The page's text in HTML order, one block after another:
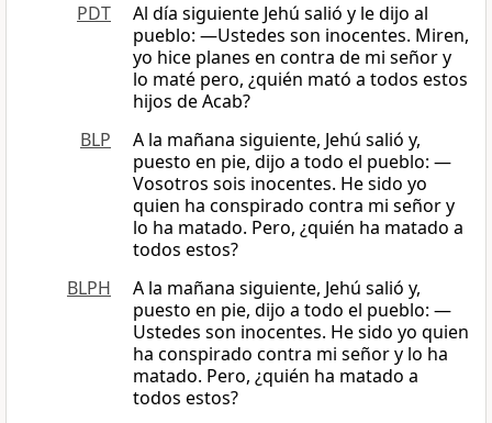
PDT
Al día siguiente Jehú salió y le dijo al
pueblo: —Ustedes son inocentes. Miren,
yo hice planes en contra de mi señor y
lo maté pero, ¿quién mató a todos estos
hijos de Acab?
BLP
A la mañana siguiente, Jehú salió y,
puesto en pie, dijo a todo el pueblo: —
Vosotros sois inocentes. He sido yo
quien ha conspirado contra mi señor y
lo ha matado. Pero, ¿quién ha matado a
todos estos?
BLPH
A la mañana siguiente, Jehú salió y,
puesto en pie, dijo a todo el pueblo: —
Ustedes son inocentes. He sido yo quien
ha conspirado contra mi señor y lo ha
matado. Pero, ¿quién ha matado a
todos estos?